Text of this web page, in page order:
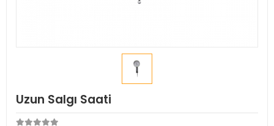
Uzun Salgı Saati